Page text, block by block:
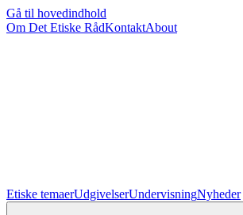
Gå til hovedindhold
Om Det Etiske RådKontaktAbout
Etiske temaerUdgivelserUndervisningNyheder